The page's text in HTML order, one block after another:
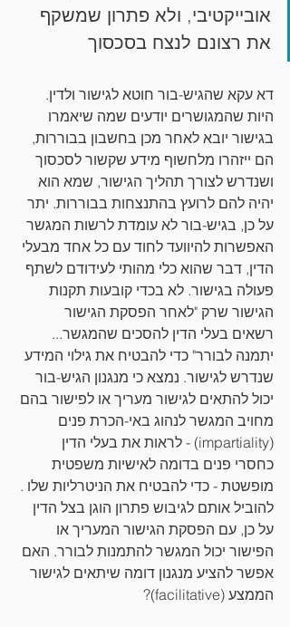
אובייקטיבי, ולא פתרון שמשקף
את רצונם לנצח בסכסוך
דא עקא שהגיש-בור חוטא לגישור ולדין.
היות שהמגושרים יודעים שמה שיאמרו
בגישור יובא לאחר מכן בחשבון בבוררות,
הם ייזהרו מלחשוף מידע שקשור לסכסוך
ושנדרש לצורך תהליך הגישור, שמא הוא
יהיה להם לרועץ בהתנצחות בבוררות. יתר
על כן, בגיש-בור לא עומדת לרשות המגשר
האפשרות להיוועד לחוד עם כל אחד מבעלי
הדין, דבר שהוא כלי מהותי לעידודם לשתף
פעולה בגישור. לא בכדי קובעות תקנות
הגישור שרק "לאחר הפסקת הגישור
רשאים בעלי הדין להסכים שהמגשר...
יתמנה לבורר" כדי להבטיח את גילוי המידע
שנדרש לגישור. נמצא כי מנגנון הגיש-בור
יכול להתאים לגישור מעריך או לפישור בהם
מחויב המגשר לנהוג באי-הכרת פנים
(impartiality) - לראות את בעלי הדין
כחסרי פנים בדומה לאישיות משפטית
מופשטת - כדי להבטיח את הניטרליות שלו .
להוביל אותם לגיבוש פתרון הוגן בצל הדין
על כן, עם הפסקת הגישור המעריך או
הפישור יכול המגשר להתמנות לבורר. האם
אפשר להציע מנגנון דומה שיתאים לגישור
הממצע (facilitative)?